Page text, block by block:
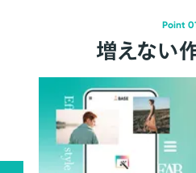
Point
増えない